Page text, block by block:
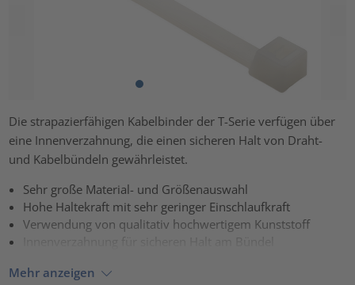
Die strapazierfähigen Kabelbinder der T-Serie verfügen über
eine Innenverzahnung, die einen sicheren Halt von Draht-
und Kabelbündeln gewährleistet.
Sehr große Material- und Größenauswahl
Hohe Haltekraft mit sehr geringer Einschlaufkraft
Verwendung von qualitativ hochwertigem Kunststoff
Innenverzahnung für sicheren Halt am Bündel
Mehr anzeigen